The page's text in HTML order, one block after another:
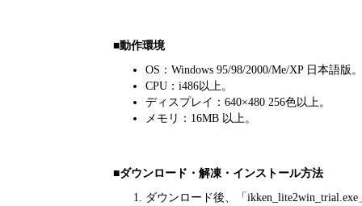
■動作環境
OS：Windows 95/98/2000/Me/XP 日本語版。
CPU：i486以上。
ディスプレイ：640×480 256色以上。
メモリ：16MB 以上。
■ダウンロード・解凍・インストール方法
ダウンロード後、「